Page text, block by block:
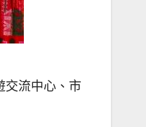
交流中心、市